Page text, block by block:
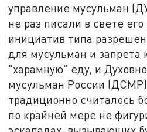
управление мусульман
не раз писали в свете
инициатив типа
для мусульман и запрета
"харамную" еду, и
мусульман России
традиционно считалось
по крайней мере не